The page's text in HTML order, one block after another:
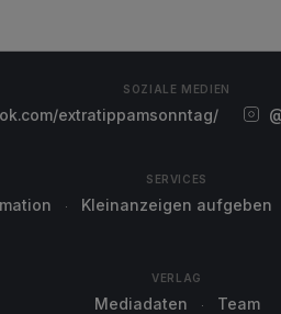
SOZIALE MEDIEN
extratippamsonntag/
SERVICES
Kleinanzeigen aufgeben
VERLAG
Mediadaten Team